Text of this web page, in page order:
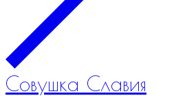
Совушка Славия